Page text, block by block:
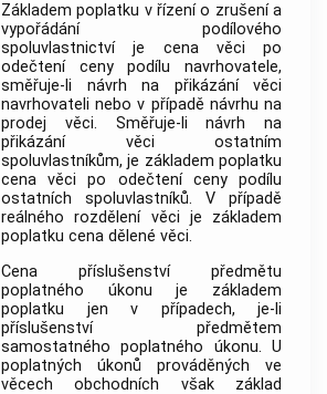
Základem poplatku v řízení o zrušení a
vypořádání podílového
spoluvlastnictví je cena věci po
odečtení ceny podílu navrhovatele,
směřuje-li návrh na přikázání věci
navrhovateli nebo v případě návrhu na
prodej věci. Směřuje-li návrh na
přikázání věci ostatním
spoluvlastníkům, je základem poplatku
cena věci po odečtení ceny podílu
ostatních spoluvlastníků. V případě
reálného rozdělení věci je základem
poplatku cena dělené věci.
Cena příslušenství předmětu
poplatného úkonu je základem
poplatku jen v případech, je-li
příslušenství předmětem
samostatného poplatného úkonu. U
poplatných úkonů prováděných ve
věcech obchodních však základ